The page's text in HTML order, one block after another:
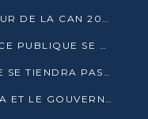
AGL MOBILISE L’AFRIQUE AUTOUR DE LA CAN 2025
PRÉSIDENTIELLE 2026 : LA FORCE PUBLIQUE SE PRÉPARE À SÉCURISER LE SCRUTIN
LE SPECTACLE FORFAIT RIRE NE SE TIENDRA PAS LE 1ER JANVIER
SANTÉ REPRODUCTIVE : L’UNFPA ET LE GOUVERNEMENT AFFINENT LES PRIORITÉS DE 2026